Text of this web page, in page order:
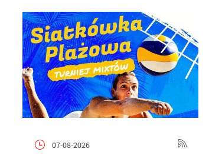
07-08-2026